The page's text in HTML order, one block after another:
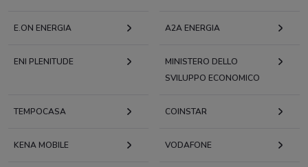
E.ON ENERGIA A2A ENERGIA
ENI PLENITUDE
MINISTERO DELLO
SVILUPPO ECONOMICO
TEMPOCASA COINSTAR
KENA MOBILE VODAFONE